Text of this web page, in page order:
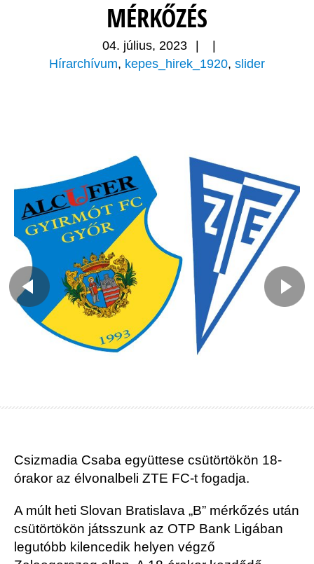
MÉRKŐZÉS
04. július, 2023
Hírarchívum, kepes_hirek_1920, slider
Csizmadia Csaba együttese csütörtökön 18-
órakor az élvonalbeli ZTE FC-t fogadja.
A múlt heti Slovan Bratislava „B” mérkőzés után
csütörtökön játsszunk az OTP Bank Ligában
legutóbb kilencedik helyen végző